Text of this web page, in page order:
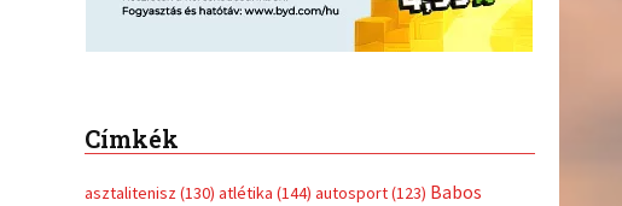
Címkék
asztalitenisz (130) atlétika (144) autosport(123) Babos